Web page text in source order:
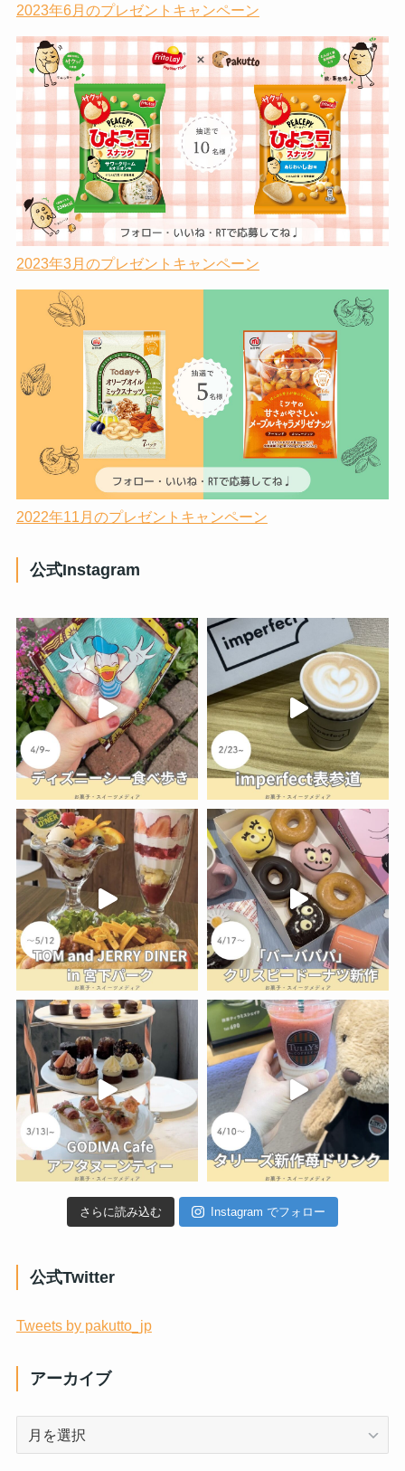
2023年6月のプレゼントキャンペーン
2023年3月のプレゼントキャンペーン
2022年11月のプレゼントキャンペーン
公式Instagram
さらに読み込む Instagram でフォロー
公式Twitter
Tweets by pakutto_jp
アーカイブ